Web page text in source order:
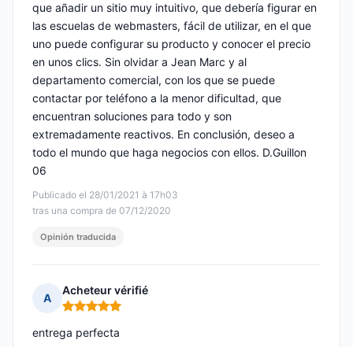
Publicado el 28/01/2021 à 17h03
tras una compra de 07/12/2020
que añadir un sitio muy intuitivo, que debería figurar en
las escuelas de webmasters, fácil de utilizar, en el que
uno puede configurar su producto y conocer el precio
en unos clics. Sin olvidar a Jean Marc y al
departamento comercial, con los que se puede
contactar por teléfono a la menor dificultad, que
encuentran soluciones para todo y son
extremadamente reactivos. En conclusión, deseo a
todo el mundo que haga negocios con ellos. D.Guillon
06
Opinión traducida
A
Acheteur vérifié
Nota: 5 de 5
entrega perfecta